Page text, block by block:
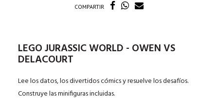
COMPARTIR
LEGO JURASSIC WORLD - OWEN VS
DELACOURT
Lee los datos, los divertidos cómics y resuelve los desafíos.
Construye las minifiguras incluidas.